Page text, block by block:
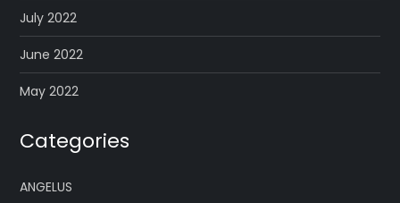
July 2022
June 2022
May 2022
Categories
ANGELUS